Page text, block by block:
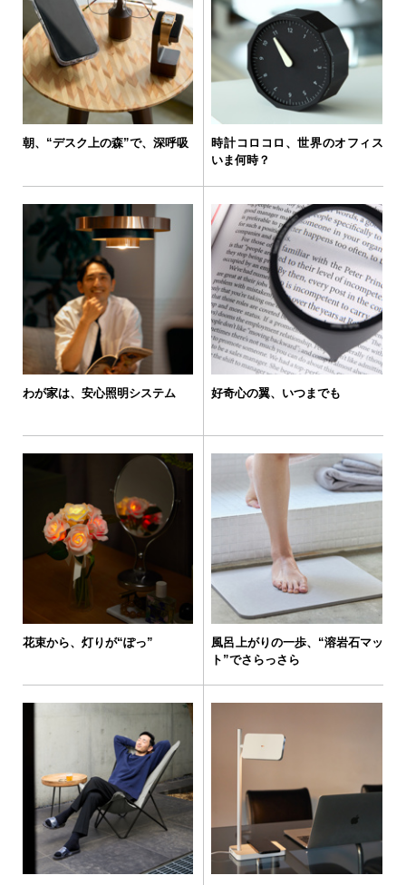
朝、“デスク上の森”で、深呼吸
時計コロコロ、世界のオフィス
いま何時？
わが家は、安心照明システム 好奇心の翼、いつまでも
花束から、灯りが“ぽっ”
風呂上がりの一歩、“溶岩石マッ
ト”でさらっさら